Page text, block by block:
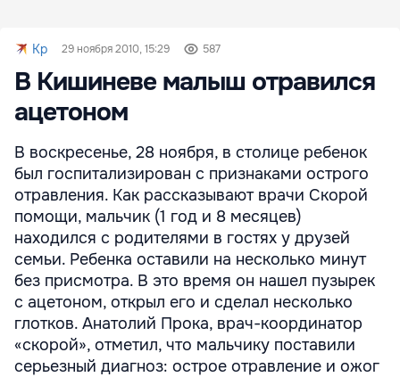
Kp 29 ноября 2010, 15:29 587
В Кишиневе малыш отравился
ацетоном
В воскресенье, 28 ноября, в столице ребенок
был госпитализирован с признаками острого
отравления. Как рассказывают врачи Скорой
помощи, мальчик (1 год и 8 месяцев)
находился с родителями в гостях у друзей
семьи. Ребенка оставили на несколько минут
без присмотра. В это время он нашел пузырек
с ацетоном, открыл его и сделал несколько
глотков. Анатолий Прока, врач-координатор
«скорой», отметил, что мальчику поставили
серьезный диагноз: острое отравление и ожог